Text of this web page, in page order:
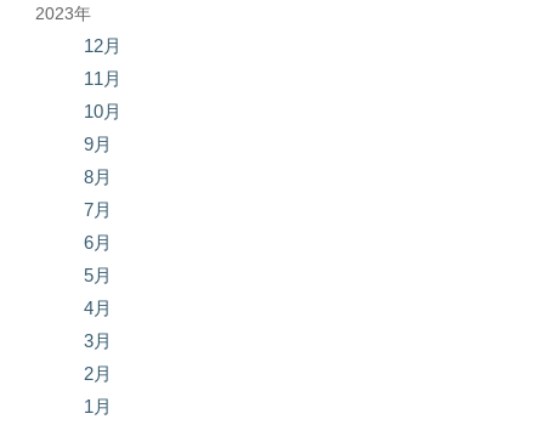
2023年
12月
11月
10月
9月
8月
7月
6月
5月
4月
3月
2月
1月